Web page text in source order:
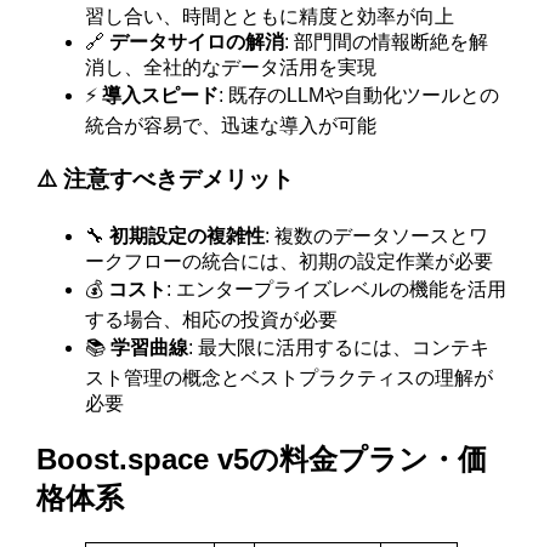
習し合い、時間とともに精度と効率が向上
🔗データサイロの解消: 部門間の情報断絶を解
消し、全社的なデータ活用を実現
⚡導入スピード: 既存のLLMや自動化ツールとの
統合が容易で、迅速な導入が可能
⚠️ 注意すべきデメリット
🔧初期設定の複雑性: 複数のデータソースとワ
ークフローの統合には、初期の設定作業が必要
💰 コスト : エンタープライズレベルの機能を活用
する場合、相応の投資が必要
📚学習曲線: 最大限に活用するには、コンテキ
スト管理の概念とベストプラクティスの理解が
必要
Boost.space v5の料金プラン・価
格体系